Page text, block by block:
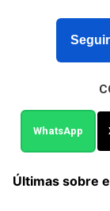
WhatsApp
Últimas sobre